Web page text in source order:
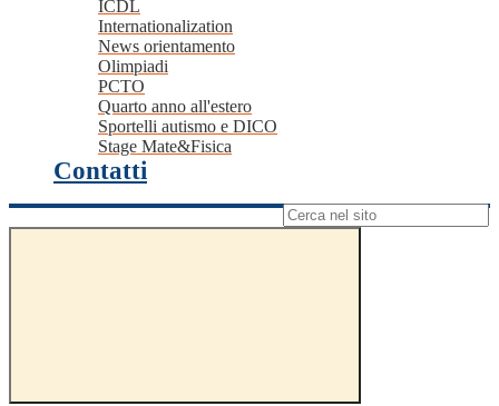
ICDL
Internationalization
News orientamento
Olimpiadi
PCTO
Quarto anno all'estero
Sportelli autismo e DICO
Stage Mate&Fisica
Contatti
Campo di ricerca per le pagine del sito